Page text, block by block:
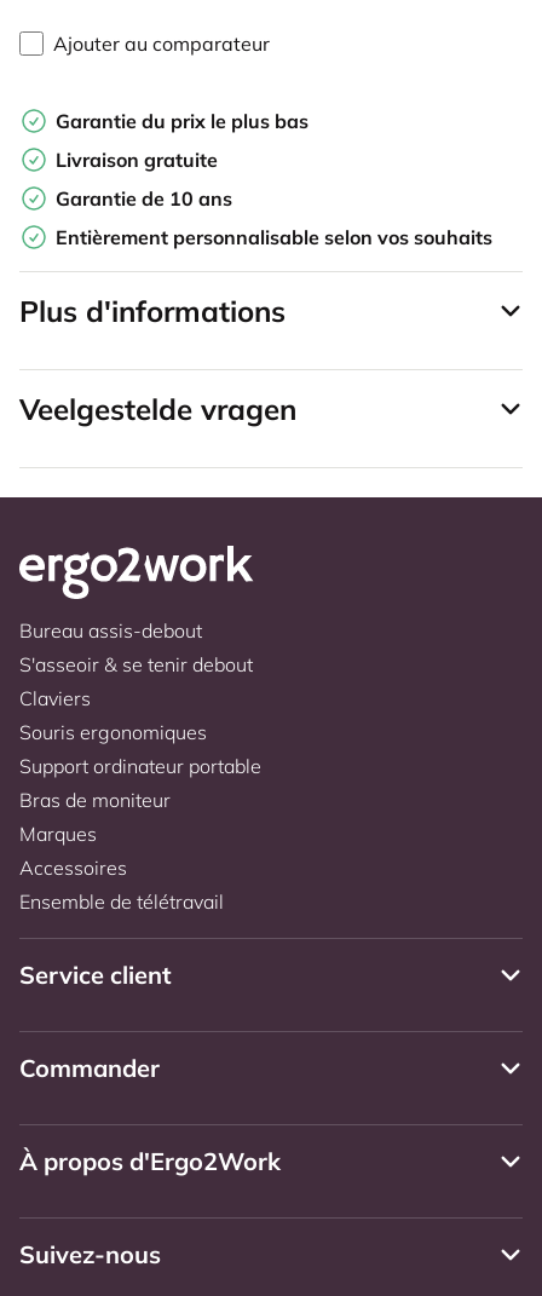
Ajouter au comparateur
Garantie du prix le plus bas
Livraison gratuite
Garantie de 10 ans
Entièrement personnalisable selon vos souhaits
Plus d'informations
Veelgestelde vragen
Bureau assis-debout
S'asseoir & se tenir debout
Claviers
Souris ergonomiques
Support ordinateur portable
Bras de moniteur
Marques
Accessoires
Ensemble de télétravail
Service client
Commander
À propos d'Ergo2Work
Suivez-nous